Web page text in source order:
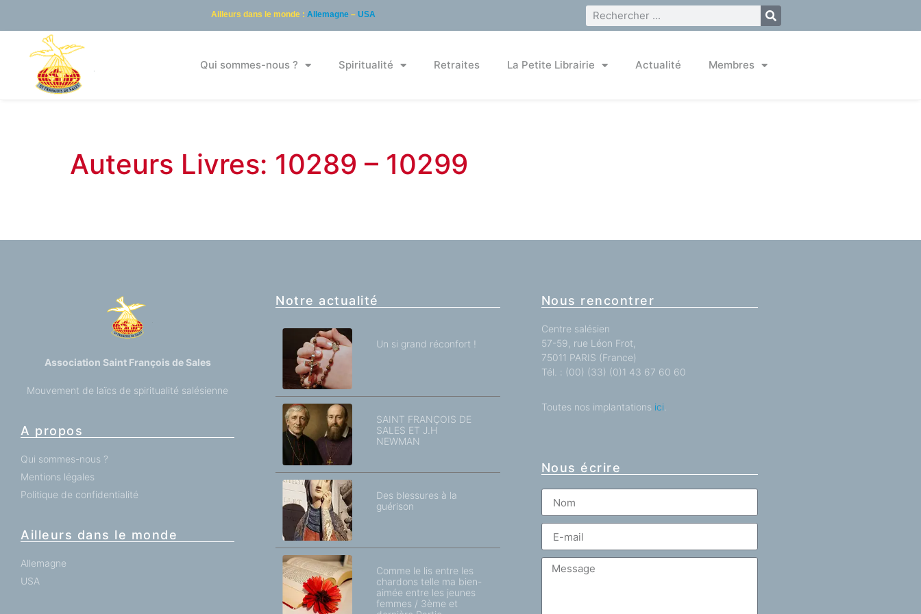
Ailleurs dans le monde : Allemagne– USA
Qui sommes-nous ? Spiritualité Retraites La Petite Librairie Actualité Membres
Auteurs Livres: 10289 – 10299
Association Saint François de Sales
Mouvement de laïcs de spiritualité salésienne
A propos
Qui sommes-nous ?
Mentions légales
Politique de confidentialité
Ailleurs dans le monde
Allemagne
USA
Notre actualité
Un si grand réconfort !
SAINT FRANÇOIS DE
SALES ET J.H
NEWMAN
Des blessures à la
guérison
Comme le lis entre les
chardons telle ma bien-
aimée entre les jeunes
femmes / 3ème et
Nous rencontrer
Centre salésien
57-59, rue Léon Frot,
75011 PARIS (France)
Tél. : (00) (33) (0)1 43 67 60 60
Toutes nos implantations ici.
Nous écrire